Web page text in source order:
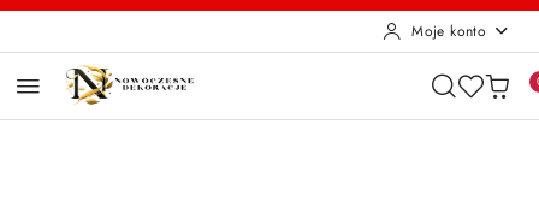
Moje konto